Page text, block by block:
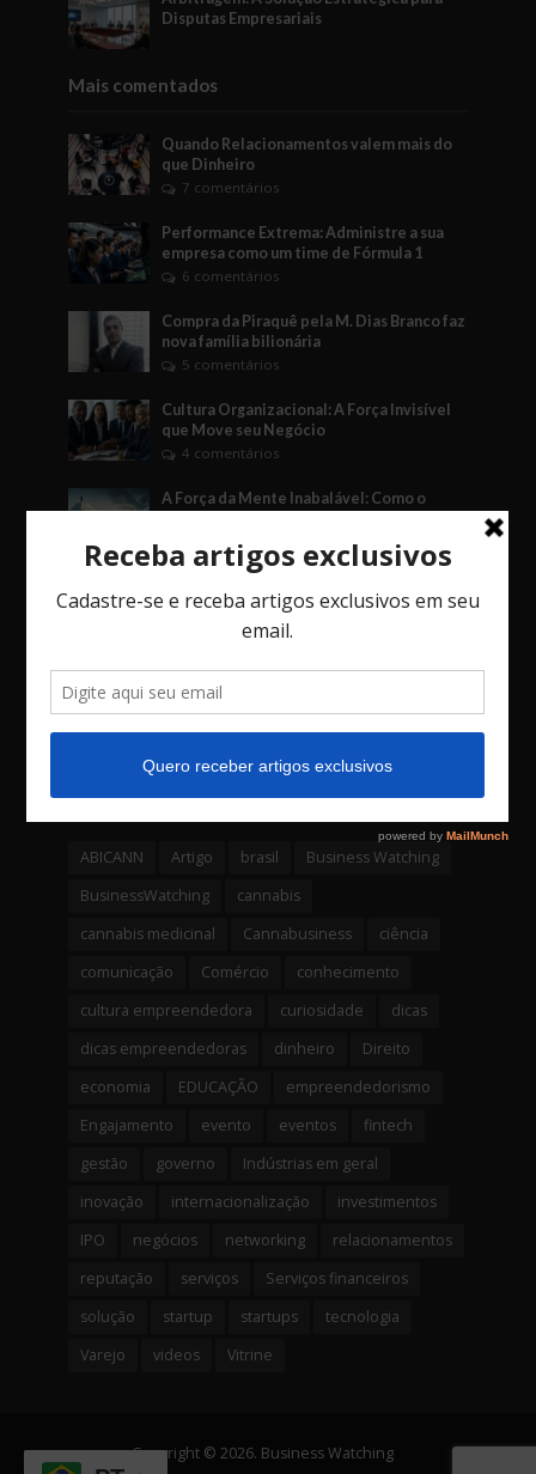
Disputas Empresariais
Mais comentados
Quando Relacionamentos valem mais do
que Dinheiro
7 comentários
Performance Extrema: Administre a sua
empresa como um time de Fórmula 1
6 comentários
Compra da Piraquê pela M. Dias Branco faz
nova família bilionária
5 comentários
Cultura Organizacional: A Força Invisível
que Move seu Negócio
4 comentários
A Força da Mente Inabalável: Como o
3 comentários
Social e o Imprevisto Afetam Seu Negócio.
3 comentários
Bossa Nova Investimentos é a primeira
empresa da América latina a lançar um
fundo através de uma Criptomoeda
ABICANN Artigo brasil
Business Watching
BusinessWatching
cannabis
cannabis medicinal
Cannabusiness
ciência
comunicação
Comércio
conhecimento
cultura empreendedora
curiosidade
dicas
dicas empreendedoras
dinheiro
Direito
economia
EDUCAÇÃO
empreendedorismo
Engajamento
evento eventos
fintech
gestão
governo
Indústrias em geral
inovação
internacionalização
investimentos
IPO
negócios networking
relacionamentos
reputação
serviços
Serviços financeiros
solução
startup startups
tecnologia
Varejo
videos Vitrine
Copyright © 2026. Business Watching